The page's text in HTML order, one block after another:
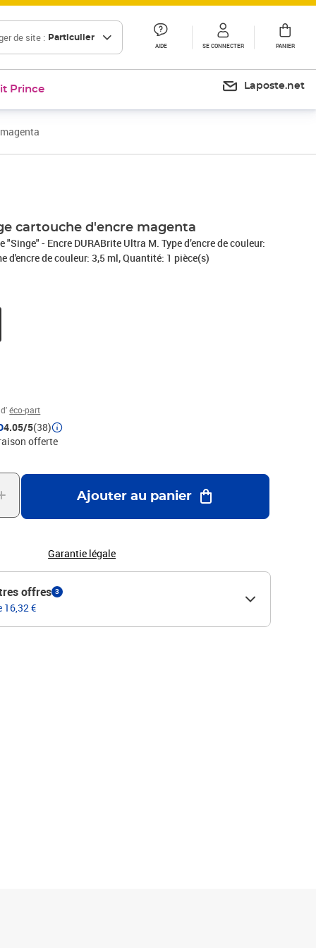
de site : Particulier
AIDE SE CONNECTER PANIER
Prince Laposte.net
cartouche d'encre magenta
"Singe" - Encre DURABrite Ultra M. Type d’encre de couleur:
d'encre de couleur: 3,5 ml, Quantité: 1 pièce(s)
d'éco-part
4.05/5(38)
offerte
Ajouter au panier
Garantie légale
offres 3
16,32 €